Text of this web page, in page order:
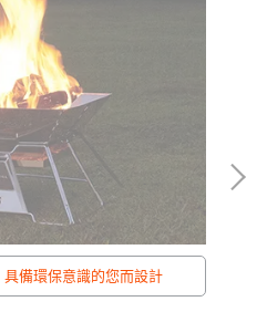
備環保意識的您而設計